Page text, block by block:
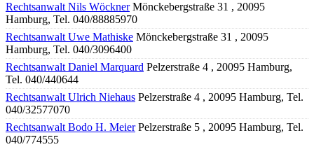
Rechtsanwalt Nils WöcknerMönckebergstraße 31 , 20095
Hamburg, Tel. 040/88885970
Rechtsanwalt Uwe Mathiske Mönckebergstraße 31 , 20095
Hamburg, Tel. 040/3096400
Rechtsanwalt Daniel Marquard Pelzerstraße 4 , 20095 Hamburg,
Tel. 040/440644
Rechtsanwalt Ulrich Niehaus Pelzerstraße 4 , 20095 Hamburg, Tel.
040/32577070
Rechtsanwalt Bodo H. MeierPelzerstraße 5 , 20095 Hamburg, Tel.
040/774555